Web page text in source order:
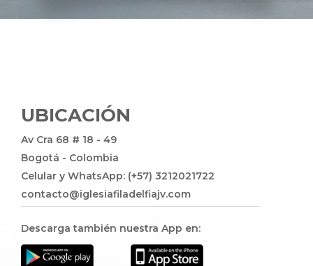
UBICACIÓN
Av Cra 68 # 18 - 49
Bogotá - Colombia
Celular y WhatsApp: (+57) 3212021722
contacto@iglesiafiladelfiajv.com
Descarga también nuestra App en: